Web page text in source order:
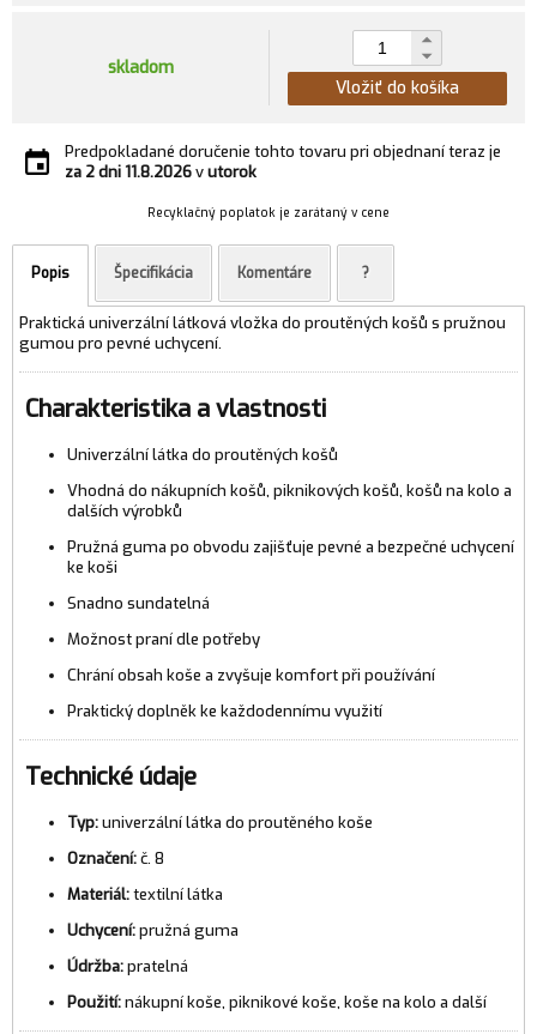
skladom
Vložiť do košíka
Predpokladané doručenie tohto tovaru pri objednaní teraz je
za 2 dni11.8.2026vutorok
Recyklačný poplatok je zarátaný v cene
Popis Špecifikácia Komentáre ?
Praktická univerzální látková vložka do proutěných košů s pružnou
gumou pro pevné uchycení.
Charakteristika a vlastnosti
Univerzální látka do proutěných košů
Vhodná do nákupních košů, piknikových košů, košů na kolo a
dalších výrobků
Pružná guma po obvodu zajišťuje pevné a bezpečné uchycení
ke koši
Snadno sundatelná
Možnost praní dle potřeby
Chrání obsah koše a zvyšuje komfort při používání
Praktický doplněk ke každodennímu využití
Technické údaje
Typ:univerzální látka do proutěného koše
Označení:č. 8
Materiál:textilní látka
Uchycení:pružná guma
Údržba:pratelná
Použití:nákupní koše, piknikové koše, koše na kolo a další